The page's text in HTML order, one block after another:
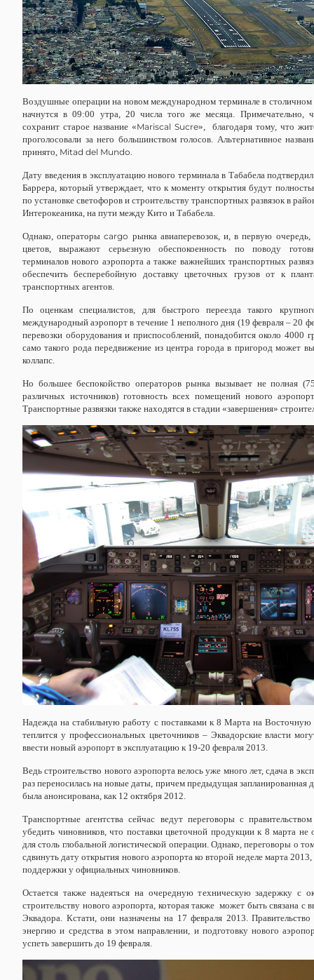
Воздушные операции на новом международном терминале в столичном
начнутся в 09:00 утра, 20 числа того же месяца. Примечательно,
сохранит старое название «Mariscal Sucre», благодаря тому, что
проголосовали за него большинством голосов. Альтернативное
принято, Mitad del Mundo.
Дату введения в эксплуатацию нового терминала в Табабела
Баррера, который утверждает, что к моменту открытия будут
по установке светофоров и строительству транспортных развязок в
Интерокеаника, на пути между Кито и Табабела.
Однако, операторыcargo рынка авиаперевозок, и, в первую очередь,
цветов, выражают серьезную обеспокоенность по поводу
терминалов нового аэропорта а также важнейших транспортных
обеспечить бесперебойную доставку цветочных грузов от к
транспортных агентов.
По оценкам специалистов, для быстрого переезда такого
международный аэропорт в течение 1 неполного дня (19 февраля – 20
перевозки оборудования и приспособлений, понадобится около 4000
само такого рода передвижение из центра города в пригород может
коллапс.
Но большее беспокойство операторов рынка вызывает не полная
различных источников) готовность всех помещений нового
Транспортные развязки также находятся в стадии «завершения»
Надежда на стабильную работу с поставками к 8 Марта на
теплится у профессиональных цветочников – Эквадорские власти
ввести новый аэропорт в эксплуатацию к 19-20 февраля 2013.
Ведь строительство нового аэропорта велось уже много лет, сдача в
раз переносилась на новые даты, причем предыдущая запланированная
была анонсирована, как 12 октября 2012.
Транспортные агентства сейчас ведут переговоры с
убедить чиновников, что поставки цветочной продукции к 8 марта не
для столь глобальной логистической операции. Однако, переговоры о
сдвинуть дату открытия нового аэропорта ко второй неделе марта
поддержки у официальных чиновников.
Остается также надеяться на очередную техническую задержку с
строительству нового аэропорта, которая также может быть связана с
Эквадора. Кстати, они назначены на 17 февраля 2013.
энергию и средства в этом направлении, и подготовку нового
успеть завершить до 19 февраля.